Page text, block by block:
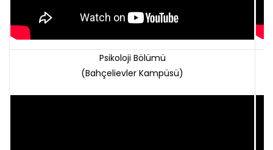
Psikoloji Bölümü
(Bahçelievler Kampüsü)